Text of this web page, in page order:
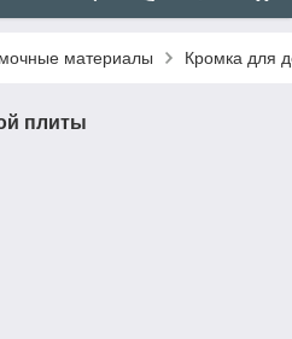
материалы Кромка для
плиты